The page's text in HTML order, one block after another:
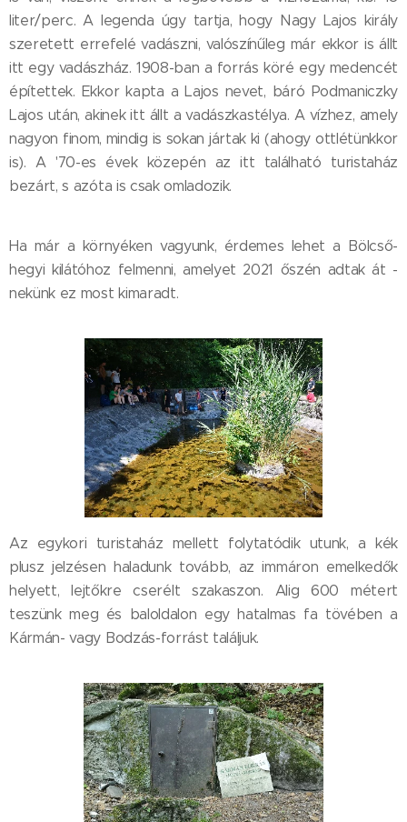
liter/perc. A legenda úgy tartja, hogy Nagy Lajos király
szeretett errefelé vadászni, valószínűleg már ekkor is állt
itt egy vadászház. 1908-ban a forrás köré egy medencét
építettek. Ekkor kapta a Lajos nevet, báró Podmaniczky
Lajos után, akinek itt állt a vadászkastélya. A vízhez, amely
nagyon finom, mindig is sokan jártak ki (ahogy ottlétünkkor
is). A '70-es évek közepén az itt található turistaház
bezárt, s azóta is csak omladozik.
Ha már a környéken vagyunk, érdemes lehet a Bölcső-
hegyi kilátóhoz felmenni, amelyet 2021 őszén adtak át -
nekünk ez most kimaradt.
Az egykori turistaház mellett folytatódik utunk, a kék
plusz jelzésen haladunk tovább, az immáron emelkedők
helyett, lejtőkre cserélt szakaszon. Alig 600 métert
teszünk meg és baloldalon egy hatalmas fa tövében a
Kármán- vagy Bodzás-forrást találjuk.